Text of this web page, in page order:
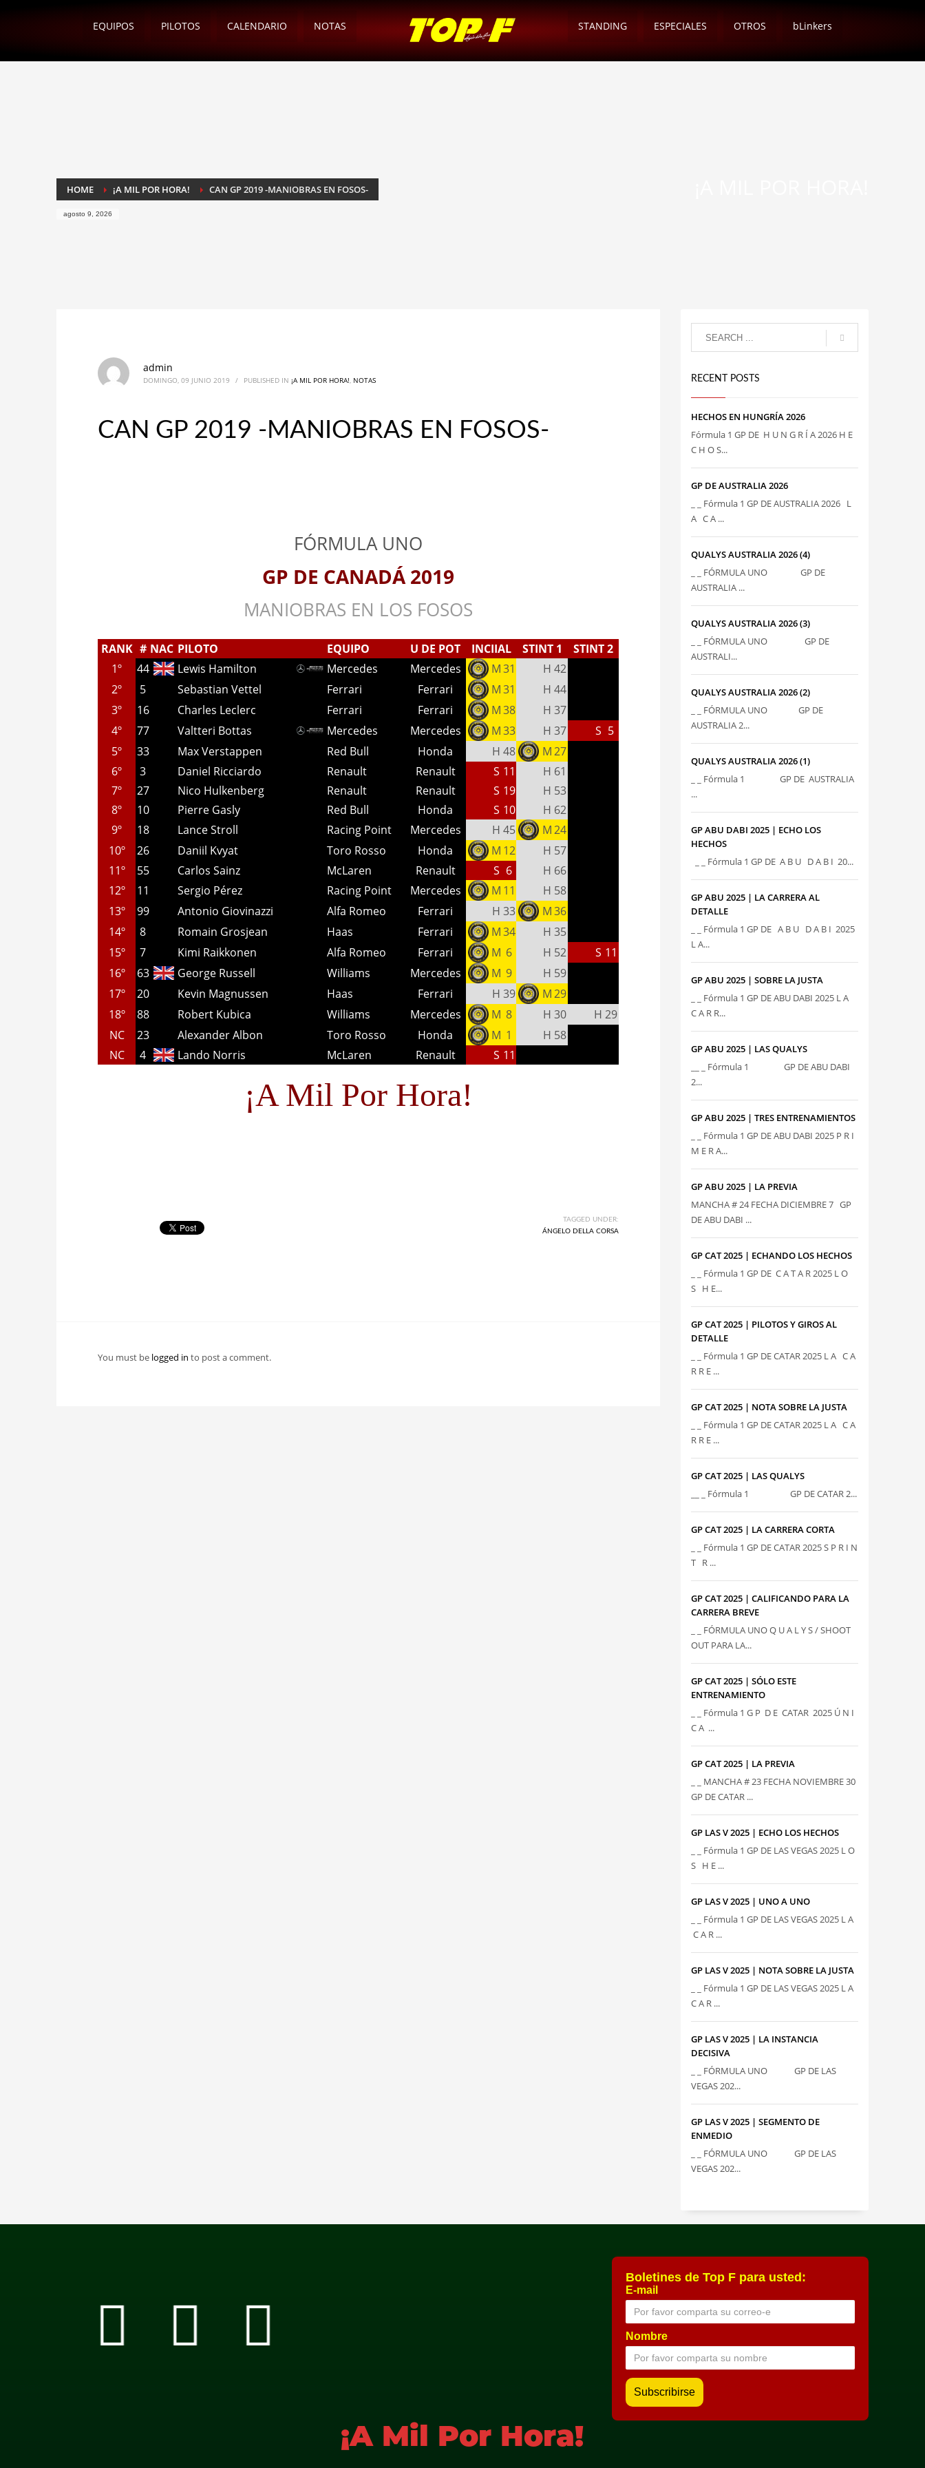
EQUIPOS PILOTOS CALENDARIO NOTAS STANDING ESPECIALES OTROS bLinkers
HOME ¡A MIL POR HORA! CAN GP 2019 -MANIOBRAS EN FOSOS-
agosto 9, 2026
admin
DOMINGO, 09 JUNIO 2019 / PUBLISHED IN¡A MIL POR HORA!, NOTAS
CAN GP 2019 -MANIOBRAS EN FOSOS-
FÓRMULA UNO
GP DE CANADÁ 2019
MANIOBRAS EN LOS FOSOS
RANK # NAC PILOTO EQUIPO U DE POT INCIIAL STINT 1
STINT 2
1º
44 Lewis Hamilton Mercedes Mercedes M31 H 42
2º
5 Sebastian Vettel Ferrari Ferrari M31 H 44
3º
16 Charles Leclerc Ferrari Ferrari M38 H 37
4º
77 Valtteri Bottas Mercedes Mercedes M33 H 37 S 5
5º
33 Max Verstappen Red Bull Honda H 48 M27
6º
3 Daniel Ricciardo Renault Renault S 11 H 61
7º
27 Nico Hulkenberg Renault Renault S 19 H 53
8º
10 Pierre Gasly Red Bull Honda S 10 H 62
9º
18 Lance Stroll Racing Point Mercedes H 45 M24
10º
26 Daniil Kvyat Toro Rosso Honda M 12 H 57
11º
55 Carlos Sainz McLaren Renault S 6 H 66
12º
11 Sergio Pérez Racing Point Mercedes M 11 H 58
13º
99 Antonio Giovinazzi Alfa Romeo Ferrari H 33 M36
14º
8 Romain Grosjean Haas Ferrari M34 H 35
15º
7 Kimi Raikkonen Alfa Romeo Ferrari M 6 H 52 S 11
16º
63 George Russell Williams Mercedes M 9 H 59
17º
20 Kevin Magnussen Haas Ferrari H 39 M29
18º
88 Robert Kubica Williams Mercedes M 8 H 30 H 29
NC
23 Alexander Albon Toro Rosso Honda M 1 H 58
NC
4 Lando Norris McLaren Renault S 11
¡A Mil Por Hora!
TAGGED UNDER:
ÁNGELO DELLA CORSA
You must be logged into post a comment.
RECENT POSTS
HECHOS EN HUNGRÍA 2026
Fórmula 1 GP DE H U N G R Í A 2026 H E
C H O S...
GP DE AUSTRALIA 2026
_ _ Fórmula 1 GP DE AUSTRALIA 2026 L
A C A ...
QUALYS AUSTRALIA 2026 (4)
_ _ FÓRMULA UNO GP DE
AUSTRALIA ...
QUALYS AUSTRALIA 2026 (3)
_ _ FÓRMULA UNO GP DE
AUSTRALI...
QUALYS AUSTRALIA 2026 (2)
_ _ FÓRMULA UNO GP DE
AUSTRALIA 2...
QUALYS AUSTRALIA 2026 (1)
_ _ Fórmula 1 GP DE AUSTRALIA
...
GP ABU DABI 2025 | ECHO LOS
HECHOS
_ _ Fórmula 1 GP DE A B U D A B I 20...
GP ABU 2025 | LA CARRERA AL
DETALLE
_ _ Fórmula 1 GP DE A B U D A B I 2025
L A...
GP ABU 2025 | SOBRE LA JUSTA
_ _ Fórmula 1 GP DE ABU DABI 2025 L A
C A R R...
GP ABU 2025 | LAS QUALYS
__ _ Fórmula 1 GP DE ABU DABI
2...
GP ABU 2025 | TRES ENTRENAMIENTOS
_ _ Fórmula 1 GP DE ABU DABI 2025 P R I
M E R A...
GP ABU 2025 | LA PREVIA
MANCHA # 24 FECHA DICIEMBRE 7 GP
DE ABU DABI ...
GP CAT 2025 | ECHANDO LOS HECHOS
_ _ Fórmula 1 GP DE C A T A R 2025 L O
S H E...
GP CAT 2025 | PILOTOS Y GIROS AL
DETALLE
_ _ Fórmula 1 GP DE CATAR 2025 L A C A
R R E ...
GP CAT 2025 | NOTA SOBRE LA JUSTA
_ _ Fórmula 1 GP DE CATAR 2025 L A C A
R R E ...
GP CAT 2025 | LAS QUALYS
__ _ Fórmula 1 GP DE CATAR 2...
GP CAT 2025 | LA CARRERA CORTA
_ _ Fórmula 1 GP DE CATAR 2025 S P R I N
T R ...
GP CAT 2025 | CALIFICANDO PARA LA
CARRERA BREVE
_ _ FÓRMULA UNO Q U A L Y S / SHOOT
OUT PARA LA...
GP CAT 2025 | SÓLO ESTE
ENTRENAMIENTO
_ _ Fórmula 1 G P D E CATAR 2025 Ú N I
C A ...
GP CAT 2025 | LA PREVIA
_ _ MANCHA # 23 FECHA NOVIEMBRE 30
GP DE CATAR ...
GP LAS V 2025 | ECHO LOS HECHOS
_ _ Fórmula 1 GP DE LAS VEGAS 2025 L O
S H E ...
GP LAS V 2025 | UNO A UNO
_ _ Fórmula 1 GP DE LAS VEGAS 2025 L A
C A R ...
GP LAS V 2025 | NOTA SOBRE LA JUSTA
_ _ Fórmula 1 GP DE LAS VEGAS 2025 L A
C A R ...
GP LAS V 2025 | LA INSTANCIA
DECISIVA
_ _ FÓRMULA UNO GP DE LAS
VEGAS 202...
GP LAS V 2025 | SEGMENTO DE
ENMEDIO
_ _ FÓRMULA UNO GP DE LAS
VEGAS 202...
Boletines de Top F para usted:
E-mail
Nombre
¡A Mil Por Hora!